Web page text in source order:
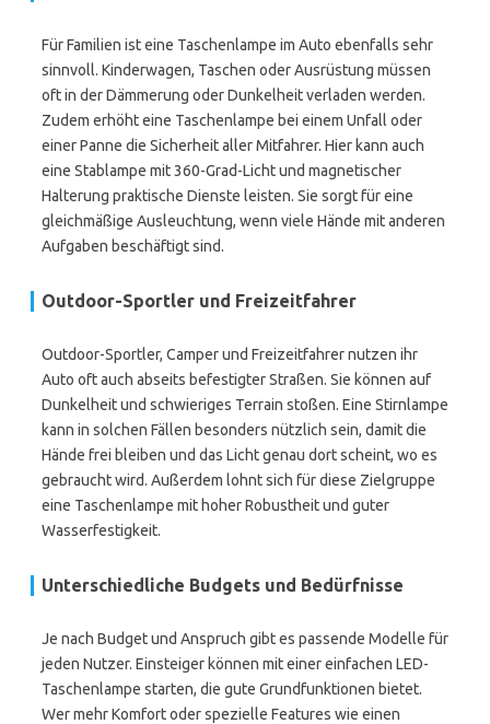
Für Familien ist eine Taschenlampe im Auto ebenfalls sehr
sinnvoll. Kinderwagen, Taschen oder Ausrüstung müssen
oft in der Dämmerung oder Dunkelheit verladen werden.
Zudem erhöht eine Taschenlampe bei einem Unfall oder
einer Panne die Sicherheit aller Mitfahrer. Hier kann auch
eine Stablampe mit 360-Grad-Licht und magnetischer
Halterung praktische Dienste leisten. Sie sorgt für eine
gleichmäßige Ausleuchtung, wenn viele Hände mit anderen
Aufgaben beschäftigt sind.
Outdoor-Sportler und Freizeitfahrer
Outdoor-Sportler, Camper und Freizeitfahrer nutzen ihr
Auto oft auch abseits befestigter Straßen. Sie können auf
Dunkelheit und schwieriges Terrain stoßen. Eine Stirnlampe
kann in solchen Fällen besonders nützlich sein, damit die
Hände frei bleiben und das Licht genau dort scheint, wo es
gebraucht wird. Außerdem lohnt sich für diese Zielgruppe
eine Taschenlampe mit hoher Robustheit und guter
Wasserfestigkeit.
Unterschiedliche Budgets und Bedürfnisse
Je nach Budget und Anspruch gibt es passende Modelle für
jeden Nutzer. Einsteiger können mit einer einfachen LED-
Taschenlampe starten, die gute Grundfunktionen bietet.
Wer mehr Komfort oder spezielle Features wie einen